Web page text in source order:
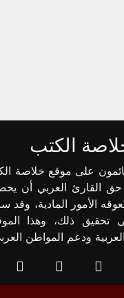
الكتب
على موقع خلاصة
القارئ العربي أن
الأمور المادية، وقد
تحقيق ذلك، وهذا
العربية ودعم المواطن